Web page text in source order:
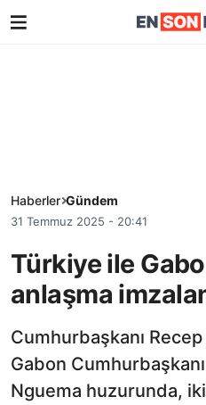
Haberler Gündem
31 Temmuz 2025 - 20:41
Türkiye ile
anlaşma
Cumhurbaşkanı
Gabon
Nguema huzurunda,